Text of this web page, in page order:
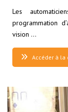
Les
programmation
vision …
Accéder à la